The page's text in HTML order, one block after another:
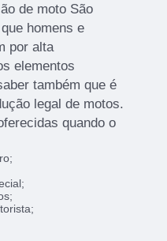
de moto São
homens e
por alta
elementos
também que é
legal de motos.
quando o